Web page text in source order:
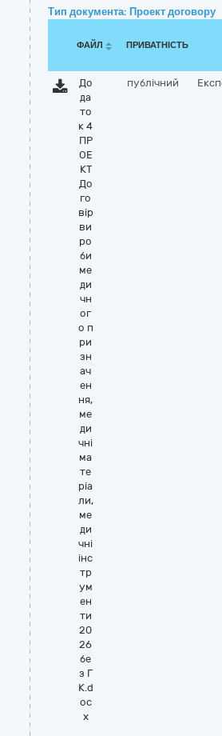
Тип документа: Проект договору
ФАЙЛ ПРИВАТНІСТЬ
До
да
то
к 4
ПР
ОЕ
КТ
До
го
вір
ви
ро
би
ме
ди
чн
ог
о п
ри
зн
ач
ен
ня,
ме
ди
чні
ма
те
ріа
ли,
ме
ди
чні
інс
тр
ум
ен
ти
20
26
бе
з Г
К.d
oc
x
публічний